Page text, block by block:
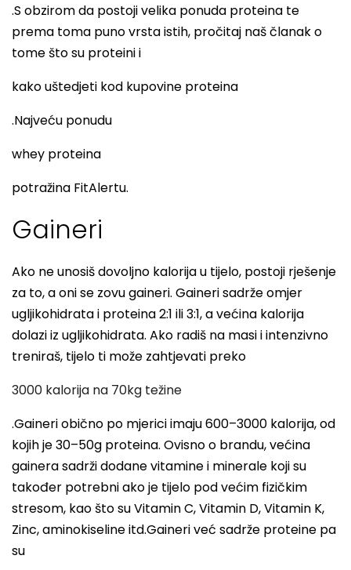
.S obzirom da postoji velika ponuda proteina te
prema toma puno vrsta istih, pročitaj naš članak o
tome što su proteini i
kako uštedjeti kod kupovine proteina
.Najveću ponudu
whey proteina
potražina FitAlertu.
Gaineri
Ako ne unosiš dovoljno kalorija u tijelo, postoji rješenje
za to, a oni se zovu gaineri. Gaineri sadrže omjer
ugljikohidrata i proteina 2:1 ili 3:1, a većina kalorija
dolazi iz ugljikohidrata. Ako radiš na masi i intenzivno
treniraš, tijelo ti može zahtjevati preko
3000 kalorija na 70kg težine
.Gaineri obično po mjerici imaju 600–3000 kalorija, od
kojih je 30–50g proteina. Ovisno o brandu, većina
gainera sadrži dodane vitamine i minerale koji su
također potrebni ako je tijelo pod većim fizičkim
stresom, kao što su Vitamin C, Vitamin D, Vitamin K,
Zinc, aminokiseline itd.Gaineri već sadrže proteine pa
su